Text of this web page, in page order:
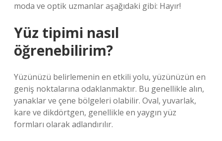
moda ve optik uzmanlar aşağıdaki gibi: Hayır!
Yüz tipimi nasıl
öğrenebilirim?
Yüzünüzü belirlemenin en etkili yolu, yüzünüzün en
geniş noktalarına odaklanmaktır. Bu genellikle alın,
yanaklar ve çene bölgeleri olabilir. Oval, yuvarlak,
kare ve dikdörtgen, genellikle en yaygın yüz
formları olarak adlandırılır.